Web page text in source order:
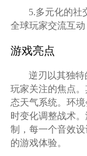
5.多元化的社
全球玩家交流互动
游戏亮点
逆刃以其独
玩家关注的焦点
态天气系统。环
时变化调整战术
制，每一个音效
的游戏体验。